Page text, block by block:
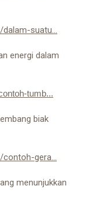
suatu...
energi dalam
tumb...
biak
gera...
menunjukkan